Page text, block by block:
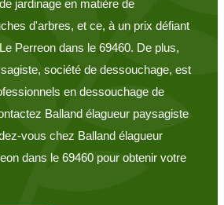
jardinage en matière de
d'arbres, et ce, à un prix défiant
Perreon dans le 69460. De plus,
société de dessouchage, est
en dessouchage de
Balland élagueur paysagiste
vous chez Balland élagueur
dans le 69460 pour obtenir votre